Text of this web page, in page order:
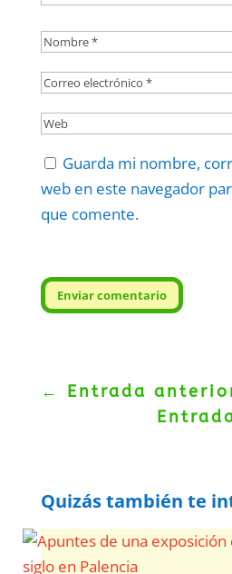
Guarda mi nombre,
web en este navegador
que comente.
Enviar comentario
← Entrada
Quizás también te